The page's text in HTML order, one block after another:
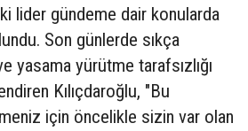
lider gündeme dair konularda
Son günlerde sıkça
yasama yürütme tarafsızlığı
Kılıçdaroğlu, "Bu
için öncelikle sizin var olan